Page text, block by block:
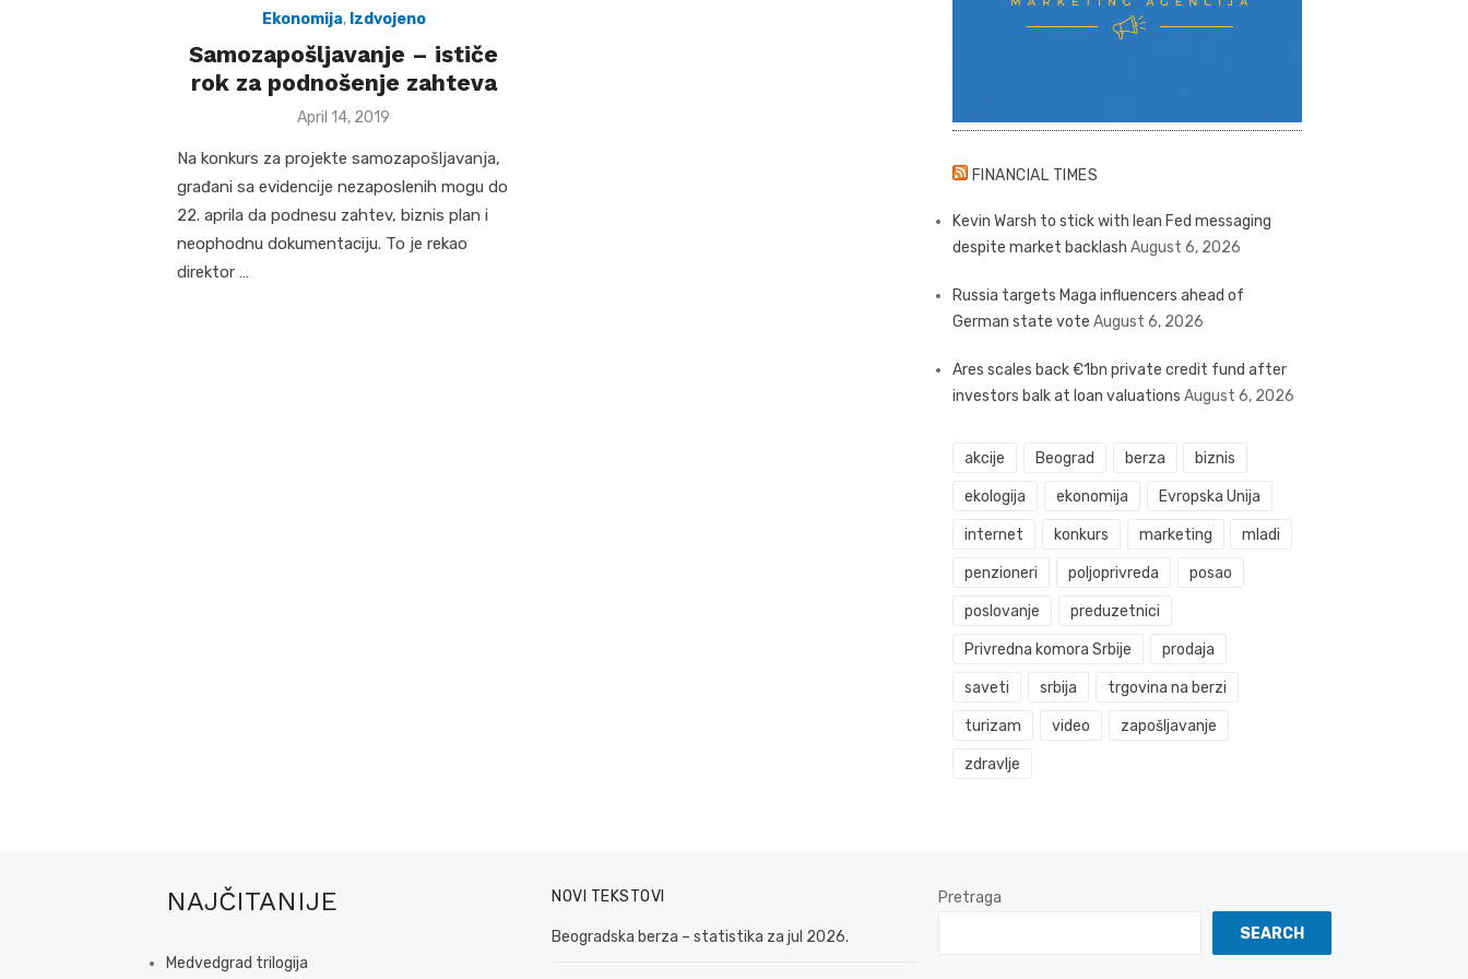
Ekonomija, Izdvojeno
Samozapošljavanje – ističe
rok za podnošenje zahteva
Posted
April 14, 2019
Na konkurs za projekte samozapošljavanja,
građani sa evidencije nezaposlenih mogu do
22. aprila da podnesu zahtev, biznis plan i
neophodnu dokumentaciju. To je rekao
direktor …
FINANCIAL TIMES
Kevin Warsh to stick with lean Fed messaging
despite market backlash August 6, 2026
Russia targets Maga influencers ahead of
German state vote August 6, 2026
Ares scales back €1bn private credit fund after
investors balk at loan valuations August 6, 2026
akcije Beograd berza biznis
ekologija ekonomija Evropska Unija
internet konkurs marketing mladi
penzioneri poljoprivreda posao
poslovanje preduzetnici
Privredna komora Srbije prodaja
saveti srbija trgovina na berzi
turizam video zapošljavanje
zdravlje
NAJČITANIJE
Medvedgrad trilogija
NOVI TEKSTOVI
Beogradska berza – statistika za jul 2026.
Pretraga
SEARCH